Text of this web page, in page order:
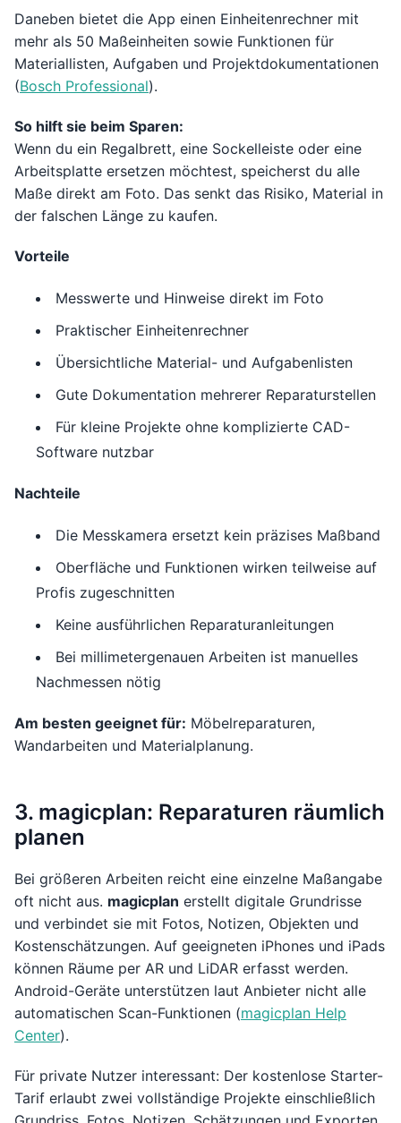
Daneben bietet die App einen Einheitenrechner mit
mehr als 50 Maßeinheiten sowie Funktionen für
Materiallisten, Aufgaben und Projektdokumentationen
(Bosch Professional).
So hilft sie beim Sparen:
Wenn du ein Regalbrett, eine Sockelleiste oder eine
Arbeitsplatte ersetzen möchtest, speicherst du alle
Maße direkt am Foto. Das senkt das Risiko, Material in
der falschen Länge zu kaufen.
Vorteile
Messwerte und Hinweise direkt im Foto
Praktischer Einheitenrechner
Übersichtliche Material- und Aufgabenlisten
Gute Dokumentation mehrerer Reparaturstellen
Für kleine Projekte ohne komplizierte CAD-
Software nutzbar
Nachteile
Die Messkamera ersetzt kein präzises Maßband
Oberfläche und Funktionen wirken teilweise auf
Profis zugeschnitten
Keine ausführlichen Reparaturanleitungen
Bei millimetergenauen Arbeiten ist manuelles
Nachmessen nötig
Am besten geeignet für: Möbelreparaturen,
Wandarbeiten und Materialplanung.
3. magicplan: Reparaturen räumlich
planen
Bei größeren Arbeiten reicht eine einzelne Maßangabe
oft nicht aus. magicplan erstellt digitale Grundrisse
und verbindet sie mit Fotos, Notizen, Objekten und
Kostenschätzungen. Auf geeigneten iPhones und iPads
können Räume per AR und LiDAR erfasst werden.
Android-Geräte unterstützen laut Anbieter nicht alle
automatischen Scan-Funktionen (magicplan Help
Center).
Für private Nutzer interessant: Der kostenlose Starter-
Tarif erlaubt zwei vollständige Projekte einschließlich